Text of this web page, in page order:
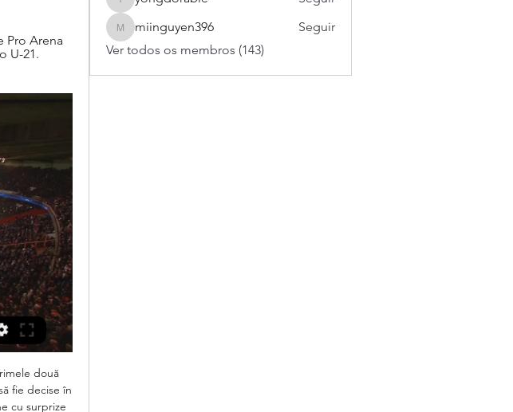
Pro Arena
U-21.
- Estonia 2-1Suedia - Azerbaidjan 5-017 iunie 2023Azerbaidjan - Estonia 1-1Belgia - Austria 1-120 iunie 2023Austria - Suedia 2-0Estonia - Belgia 0-39 septembrieAzerbaidjan - Belgia 0-1Estonia - Suedia 0-512 septembrie 2023Belgia - Estonia 5-0 Suedia - Austria 1-3 13 octombrie 2023Estonia - Azerbaidjan 0-2Austria - Belgia 2-316 octombrie 2023Azerbaidjan - Austria 0-1Belgia - Suedia 1-1 (meci suspendat la pauză, scor 1-1, din cauza atacului armat din Bruxelles. 

Romania vs Elvetia, Ponturi Pariuri Fotbal - Preliminarii... acum 20 de ore — SUPER OFERTE, PARIURI LIVE, BILETE DE COTĂ 30+. TOTUL GRATUIT PE TELEGRAM. PARIAZĂ ACUM. Se aplică T&C. Cote pentru România v Elvetia. Elveția ...

UEFA a decis ca meciul să nu se rejoace, iar rezultatul la pauză să fie rezultatul final)Grupa G - clasamentUngaria - 18p (calificată matematic la EURO 2024)Serbia - 14p (calificată matematic la EURO 2024)Muntenegru - 11pLituania - 6pBulgaria - 3pProgramul grupei G din preliminariile EURO 202416 noiembrie 2023Bulgaria - Ungaria 2-2Muntenegru - Lituania 2-019 noiembrie 2023Ungaria - Muntenegru 3-1Serbia - Bulgaria 2-2Rezultatele din grupa G din preliminariile EURO 202424 martie 2023:Bulgaria - Muntenegru 0-1Serbia - Lituania 2-027 martie 2023: Ungaria - Bulgaria 3-0Munteneg
yongdorable
miinguyen396
miinguyen396
Seguir
Ver todos os membros (143)